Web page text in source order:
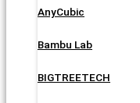
AnyCubic
Bambu Lab
BIGTREETECH